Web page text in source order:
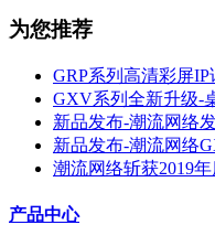
为您推荐
GRP系列高清彩屏IP
GXV系列全新升级-
新品发布-潮流网络
新品发布-潮流网络
潮流网络斩获2019
产品中心